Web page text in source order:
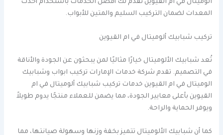
الوميتال في ام القيوين تقدم لك أفضل الخدمات باستخدام أحدث
المعدات لضمان التركيب السليم والمتين للأبواب.
تركيب شبابيك ألوميتال في ام القيوين
تُعد شبابيك الألوميتال خيارًا مثاليًا لمن يبحثون عن الجودة والأناقة
في التصميم. تقدم شركة خدمات الإمارات تركيب ابواب وشبابيك
الوميتال في ام القيوين خدمات تركيب شبابيك ألوميتال في ام
القيوين بأعلى معايير الجودة، مما يضمن للعملاء منتجًا يدوم طويلاً
ويوفر الحماية والراحة.
كما أن شبابيك الألوميتال تتميز بخفة وزنها وسهولة صيانتها، مما